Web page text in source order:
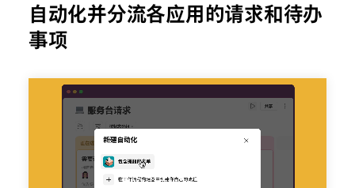
自动化并分流各应用的请求和待办
事项